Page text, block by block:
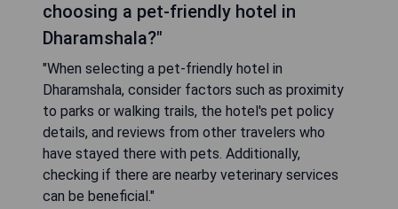
choosing a pet-friendly hotel in
Dharamshala?"
"When selecting a pet-friendly hotel in
Dharamshala, consider factors such as proximity
to parks or walking trails, the hotel's pet policy
details, and reviews from other travelers who
have stayed there with pets. Additionally,
checking if there are nearby veterinary services
can be beneficial."